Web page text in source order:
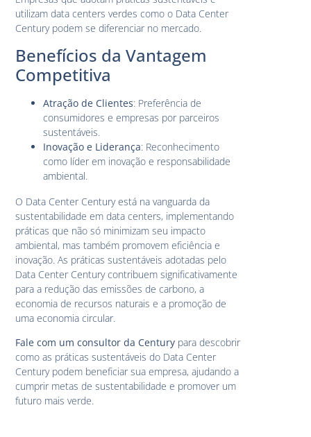
utilizam data centers verdes como o Data Center
Century podem se diferenciar no mercado.
Benefícios da Vantagem
Competitiva
Atração de Clientes: Preferência de
consumidores e empresas por parceiros
sustentáveis.
Inovação e Liderança: Reconhecimento
como líder em inovação e responsabilidade
ambiental.
O Data Center Century está na vanguarda da
sustentabilidade em data centers, implementando
práticas que não só minimizam seu impacto
ambiental, mas também promovem eficiência e
inovação. As práticas sustentáveis adotadas pelo
Data Center Century contribuem significativamente
para a redução das emissões de carbono, a
economia de recursos naturais e a promoção de
uma economia circular.
Fale com um consultor da Century para descobrir
como as práticas sustentáveis do Data Center
Century podem beneficiar sua empresa, ajudando a
cumprir metas de sustentabilidade e promover um
futuro mais verde.